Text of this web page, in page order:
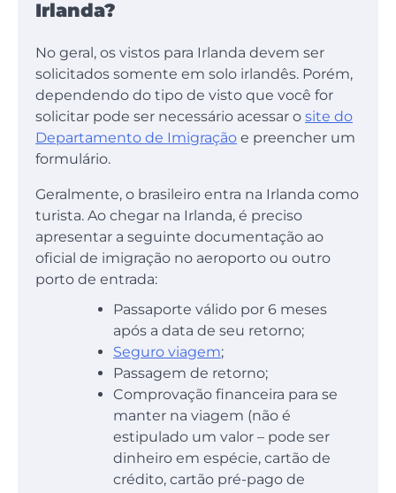
Irlanda?
No geral, os vistos para Irlanda devem ser
solicitados somente em solo irlandês. Porém,
dependendo do tipo de visto que você for
solicitar pode ser necessário acessar o site do
Departamento de Imigração e preencher um
formulário.
Geralmente, o brasileiro entra na Irlanda como
turista. Ao chegar na Irlanda, é preciso
apresentar a seguinte documentação ao
oficial de imigração no aeroporto ou outro
porto de entrada:
Passaporte válido por 6 meses
após a data de seu retorno;
Seguro viagem;
Passagem de retorno;
Comprovação financeira para se
manter na viagem (não é
estipulado um valor – pode ser
dinheiro em espécie, cartão de
crédito, cartão pré-pago de